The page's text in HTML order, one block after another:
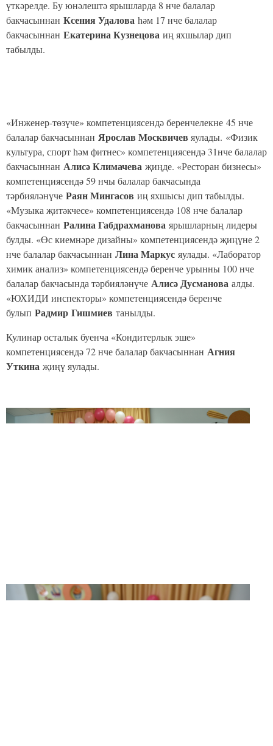
«Мәктәпкәчә тәрбия» компетенциясендә беренче урынны
53нче балалар бакчасында тәрбияләнүче Зәринә
Зворыгинаяулады. Шул ук компетенциядә беренче тапкыр
сәламәтлек мөмкинлекләре чикләнгән балалар арасында
һөнәри осталык буенча «Baby-Абилимпикс» чемпионаты
үткәрелде. Бу юнәлештә ярышларда 8 нче балалар
бакчасыннанЕкатерина Кузнецоваиң яхшылар дип
табылды.